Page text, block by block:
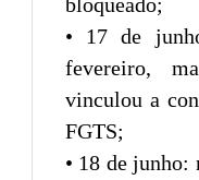
• 17 de
fevereiro,
vinculou a
FGTS;
• 18 de junho: